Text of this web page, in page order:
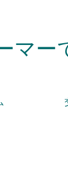
マー